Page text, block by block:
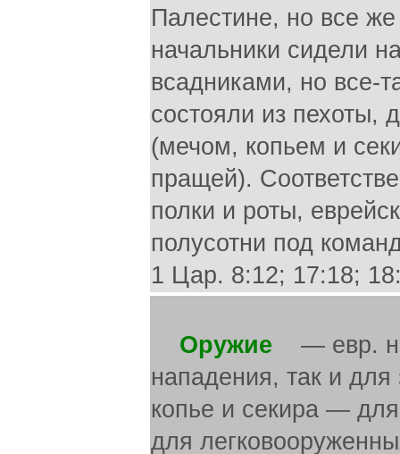
Палестине, но все
начальники сидели
всадниками, но все-
состояли из пехоты,
(мечом, копьем и
пращей).
полки и роты,
полусотни под
1 Цар. 8:12; 17:18;
Оружие — евр.
нападения, так и
копье и секира —
для